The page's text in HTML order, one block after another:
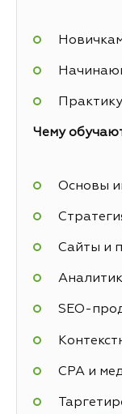
Чему
Основы
Сайты и
SEO-
СРА и